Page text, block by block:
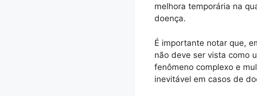
melhora temporária na
doença.
É importante notar que,
não deve ser vista como
fenômeno complexo e
inevitável em casos de